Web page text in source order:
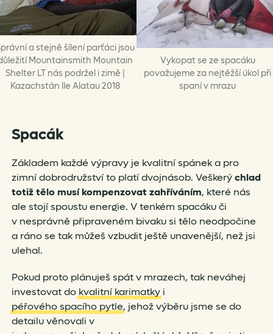
a stejně šílení parťáci jsou
Mountainsmith Mountain
Shelter LT nás podržel i zimě |
Kazachstán lle Alatau 2018
Vykopat se ze spacáku
považujeme za nejtěžší úkol při
spaní v mrazu
Spacák
Základem každé výpravy je kvalitní spánek a pro
zimní dobrodružství to platí dvojnásob. Veškerýchlad
totiž tělo musí kompenzovat zahříváním, které nás
ale stojí spoustu energie. V tenkém spacáku či
v nesprávně připraveném bivaku si tělo neodpočine
a ráno se tak můžeš vzbudit ještě unavenější, než jsi
ulehal.
Pokud proto plánuješ spát v mrazech, tak neváhej
investovat do kvalitní karimatkyi
péřového spacího pytle, jehož výběru jsme se do
detailu věnovali v